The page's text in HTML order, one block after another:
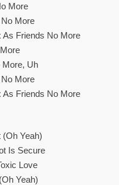
More
More
As Friends No More
More, Uh
More
As Friends No More
Yeah)
Is Secure
Love
Yeah)